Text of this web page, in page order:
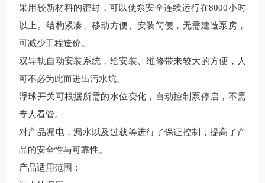
采用较新材料的密封，可以使泵安全连续运行在8000小时
以上。结构紧凑、移动方便、安装简便，无需建造泵房，
可减少工程造价。
双导轨自动安装系统，给安装、维修带来较大的方便，人
可不必为此而进出污水坑。
浮球开关可根据所需的水位变化，自动控制泵停启，不需
专人看管。
对产品漏电，漏水以及过载等进行了保证控制，提高了产
品的安全性与可靠性。
产品适用范围：